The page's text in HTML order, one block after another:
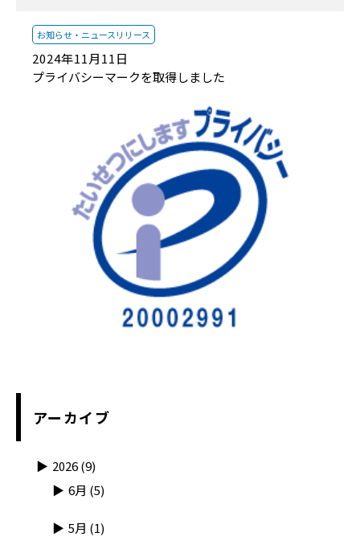
2024年11月11日
お知らせ・ ニュースリリース
プライバシーマークを取得しました
アーカイブ
2026(9)
6月 (5)
5月 (1)